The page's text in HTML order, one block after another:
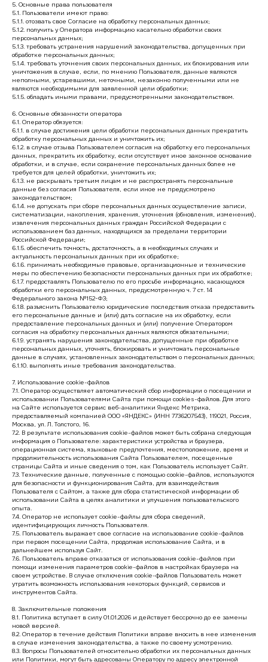
5. Основные права пользователя
5.1. Пользователи имеют право:
5.1.1. отозвать свое Согласие на обработку персональных данных;
5.1.2. получить у Оператора информацию касательно обработки своих
персональных данных;
5.1.3. требовать устранения нарушений законодательства, допущенных при
обработке персональных данных;
5.1.4. требовать уточнения своих персональных данных, их блокирования или
уничтожения в случае, если, по мнению Пользователя, данные являются
неполными, устаревшими, неточными, незаконно полученными или не
являются необходимыми для заявленной цели обработки;
5.1.5. обладать иными правами, предусмотренными законодательством.
6. Основные обязанности оператора
6.1. Оператор обязуется:
6.1.1. в случае достижения цели обработки персональных данных прекратить
обработку персональных данных и уничтожить их;
6.1.2. в случае отзыва Пользователем согласия на обработку его персональных
данных, прекратить их обработку, если отсутствует иное законное основание
обработки, и в случае, если сохранение персональных данных более не
требуется для целей обработки, уничтожить их;
6.1.3. не раскрывать третьим лицам и не распространять персональные
данные без согласия Пользователя, если иное не предусмотрено
законодательством;
6.1.4. не допускать при сборе персональных данных осуществление записи,
систематизации, накопления, хранения, уточнения (обновления, изменения),
извлечения персональных данных граждан Российской Федерации с
использованием баз данных, находящихся за пределами территории
Российской Федерации;
6.1.5. обеспечить точность, достаточность, а в необходимых случаях и
актуальность персональных данных при их обработке;
6.1.6. принимать необходимые правовые, организационные и технические
меры по обеспечению безопасности персональных данных при их обработке;
6.1.7. предоставлять Пользователю по его просьбе информацию, касающуюся
обработки его персональных данных, предусмотренную ч. 7 ст. 14
Федерального закона №152-ФЗ;
6.1.8. разъяснить Пользователю юридические последствия отказа предоставить
его персональные данные и (или) дать согласие на их обработку, если
предоставление персональных данных и (или) получение Оператором
согласия на обработку персональных данных являются обязательными;
6.1.9. устранять нарушения законодательства, допущенные при обработке
персональных данных, уточнять, блокировать и уничтожать персональные
данные в случаях, установленных законодательством о персональных данных;
6.1.10. выполнять иные требования законодательства.
7. Использование cookie-файлов
7.1. Оператор осуществляет автоматический сбор информации о посещении и
использовании Пользователями Сайта при помощи cookies-файлов. Для этого
на Сайте используется сервис веб-аналитики Яндекс Метрика,
предоставляемый компанией ООО «ЯНДЕКС» (ИНН 7736207543), 119021, Россия,
Москва, ул. Л. Толстого, 16.
7.2. В результате использования cookie-файлов может быть собрана следующая
информация о Пользователе: характеристики устройства и браузера,
операционная система, языковые предпочтения, местоположение, время и
продолжительность использования Сайта Пользователем, посещенные
страницы Сайта и иные сведения о том, как Пользователь использует Сайт.
7.3. Технические данные, полученные с помощью cookie-файлов, используются
для безопасности и функционирования Сайта, для взаимодействия
Пользователя с Сайтом, а также для сбора статистической информации об
использовании Сайта в целях аналитики и улучшения пользовательского
опыта.
7.4. Оператор не использует cookie-файлы для сбора сведений,
идентифицирующих личность Пользователя.
7.5. Пользователь выражает свое согласие на использование cookie-файлов
при первом посещении Сайта, продолжая использование Сайта, и в
дальнейшем используя Сайт.
7.6. Пользователь вправе отказаться от использования cookie-файлов при
помощи изменения параметров cookie-файлов в настройках браузера на
своем устройстве. В случае отключения cookie-файлов Пользователь может
утратить возможность использования некоторых функций, сервисов и
инструментов Сайта.
8. Заключительные положения
8.1. Политика вступает в силу 01.01.2026 и действует бессрочно до ее замены
новой версией.
8.2. Оператор в течение действия Политики вправе вносить в нее изменения
в случае изменения законодательства, а также по своему усмотрению.
8.3. Вопросы Пользователей относительно обработки их персональных данных
или Политики, могут быть адресованы Оператору по адресу электронной